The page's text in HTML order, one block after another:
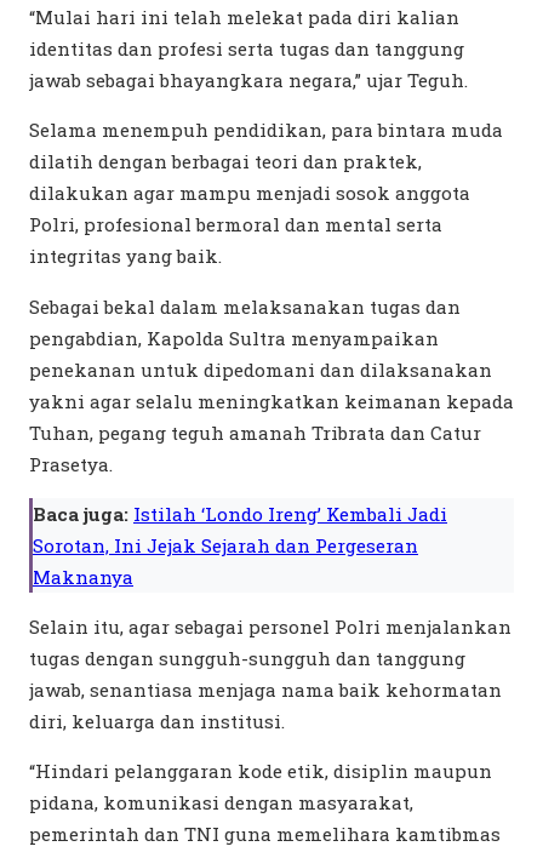
“Mulai hari ini telah melekat pada diri kalian
identitas dan profesi serta tugas dan tanggung
jawab sebagai bhayangkara negara,” ujar Teguh.
Selama menempuh pendidikan, para bintara muda
dilatih dengan berbagai teori dan praktek,
dilakukan agar mampu menjadi sosok anggota
Polri, profesional bermoral dan mental serta
integritas yang baik.
Sebagai bekal dalam melaksanakan tugas dan
pengabdian, Kapolda Sultra menyampaikan
penekanan untuk dipedomani dan dilaksanakan
yakni agar selalu meningkatkan keimanan kepada
Tuhan, pegang teguh amanah Tribrata dan Catur
Prasetya.
Baca juga: Istilah ‘Londo Ireng’ Kembali Jadi
Sorotan, Ini Jejak Sejarah dan Pergeseran
Maknanya
Selain itu, agar sebagai personel Polri menjalankan
tugas dengan sungguh-sungguh dan tanggung
jawab, senantiasa menjaga nama baik kehormatan
diri, keluarga dan institusi.
“Hindari pelanggaran kode etik, disiplin maupun
pidana, komunikasi dengan masyarakat,
pemerintah dan TNI guna memelihara kamtibmas